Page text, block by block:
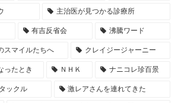
主治医が見つかる診療所
有吉反省会 沸騰ワード
スマイルたちへ クレイジージャーニー
ったとき ＮＨＫ ナニコレ珍百景
ックル 激レアさんを連れてきた